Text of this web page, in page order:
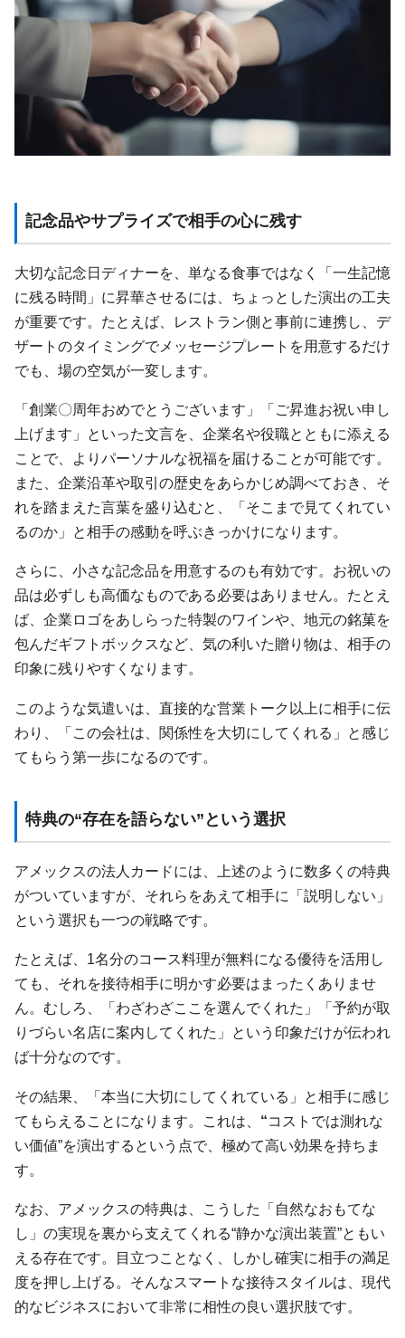
記念品やサプライズで相手の心に残す
大切な記念日ディナーを、単なる食事ではなく「一生記憶
に残る時間」に昇華させるには、ちょっとした演出の工夫
が重要です。たとえば、レストラン側と事前に連携し、デ
ザートのタイミングでメッセージプレートを用意するだけ
でも、場の空気が一変します。
「創業〇周年おめでとうございます」「ご昇進お祝い申し
上げます」といった文言を、企業名や役職とともに添える
ことで、よりパーソナルな祝福を届けることが可能です。
また、企業沿革や取引の歴史をあらかじめ調べておき、そ
れを踏まえた言葉を盛り込むと、「そこまで見てくれてい
るのか」と相手の感動を呼ぶきっかけになります。
さらに、小さな記念品を用意するのも有効です。お祝いの
品は必ずしも高価なものである必要はありません。たとえ
ば、企業ロゴをあしらった特製のワインや、地元の銘菓を
包んだギフトボックスなど、気の利いた贈り物は、相手の
印象に残りやすくなります。
このような気遣いは、直接的な営業トーク以上に相手に伝
わり、「この会社は、関係性を大切にしてくれる」と感じ
てもらう第一歩になるのです。
特典の“存在を語らない”という選択
アメックスの法人カードには、上述のように数多くの特典
がついていますが、それらをあえて相手に「説明しない」
という選択も一つの戦略です。
たとえば、1名分のコース料理が無料になる優待を活用し
ても、それを接待相手に明かす必要はまったくありませ
ん。むしろ、「わざわざここを選んでくれた」「予約が取
りづらい名店に案内してくれた」という印象だけが伝われ
ば十分なのです。
その結果、「本当に大切にしてくれている」と相手に感じ
てもらえることになります。これは、 “コストでは測れな
い価値”を演出するという点で、極めて高い効果を持ちま
す。
なお、アメックスの特典は、こうした「自然なおもてな
し」の実現を裏から支えてくれる“静かな演出装置”ともい
える存在です。目立つことなく、しかし確実に相手の満足
度を押し上げる。そんなスマートな接待スタイルは、現代
的なビジネスにおいて非常に相性の良い選択肢です。